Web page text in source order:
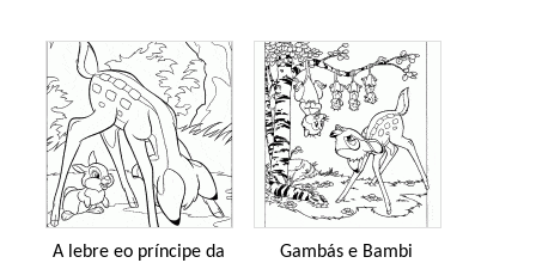
A lebre eo príncipe da
Gambás e Bambi